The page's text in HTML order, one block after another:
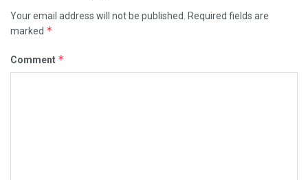
Your email address will not be published.
Required fields are
marked *
Comment *